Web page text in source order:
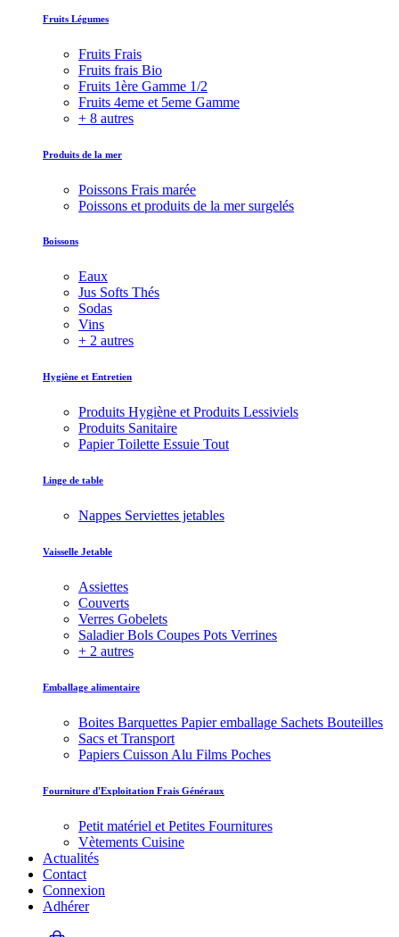
Fruits Légumes
Fruits Frais
Fruits frais Bio
Fruits 1ère Gamme 1/2
Fruits 4eme et 5eme Gamme
+ 8 autres
Produits de la mer
Poissons Frais marée
Poissons et produits de la mer surgelés
Boissons
Eaux
Jus Softs Thés
Sodas
Vins
+ 2 autres
Hygiène et Entretien
Produits Hygiène et Produits Lessiviels
Produits Sanitaire
Papier Toilette Essuie Tout
Linge de table
Nappes Serviettes jetables
Vaisselle Jetable
Assiettes
Couverts
Verres Gobelets
Saladier Bols Coupes Pots Verrines
+ 2 autres
Emballage alimentaire
Boites Barquettes Papier emballage Sachets Bouteilles
Sacs et Transport
Papiers Cuisson Alu Films Poches
Fourniture d'Exploitation Frais Généraux
Petit matériel et Petites Fournitures
Vètements Cuisine
Actualités
Contact
Connexion
Adhérer